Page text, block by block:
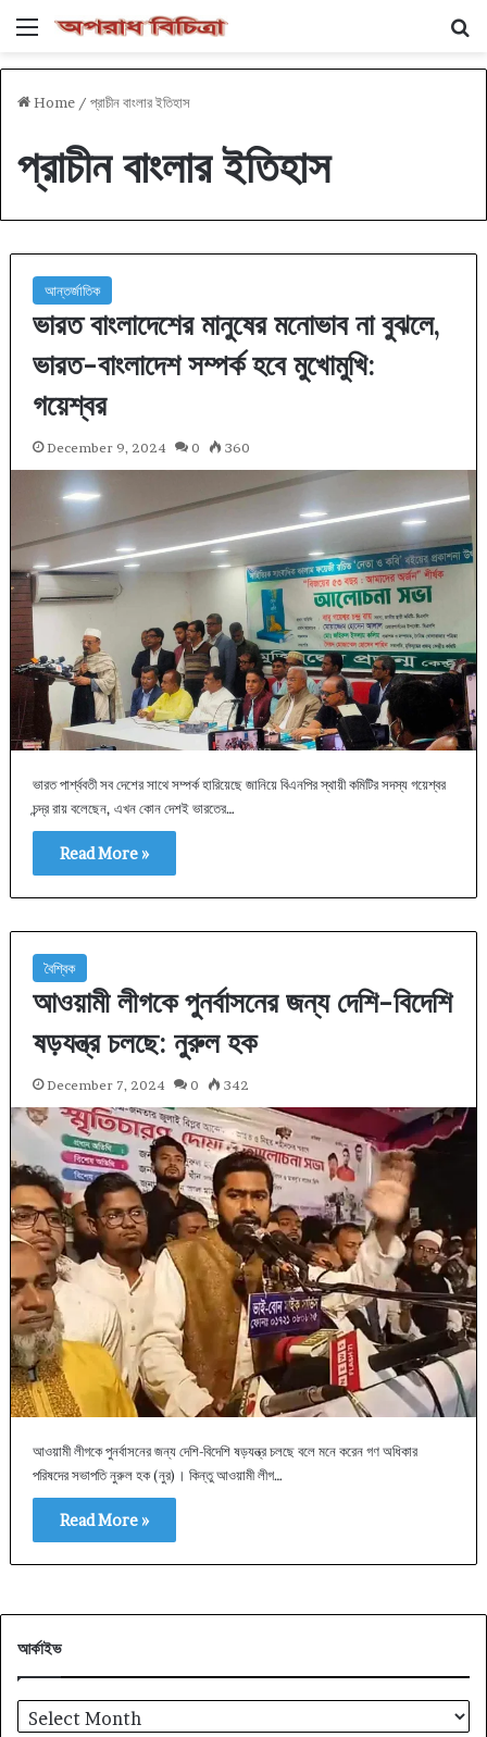
Menu
Home / প্রাচীন বাংলার ইতিহাস
প্রাচীন বাংলার ইতিহাস
আন্তর্জাতিক
ভারত বাংলাদেশের মানুষের মনোভাব না বুঝলে,
ভারত-বাংলাদেশ সম্পর্ক হবে মুখোমুখি:
গয়েশ্বর
December 9, 2024 0 360
ভারত পার্শ্ববতী সব দেশের সাথে সম্পর্ক হারিয়েছে জানিয়ে বিএনপির স্থায়ী কমিটির সদস্য গয়েশ্বর
চন্দ্র রায় বলেছেন, এখন কোন দেশই ভারতের…
Read More »
বৈশ্বিক
আওয়ামী লীগকে পুনর্বাসনের জন্য দেশি-বিদেশি
ষড়যন্ত্র চলছে: নুরুল হক
December 7, 2024 0 342
আওয়ামী লীগকে পুনর্বাসনের জন্য দেশি-বিদেশি ষড়যন্ত্র চলছে বলে মনে করেন গণ অধিকার
পরিষদের সভাপতি নুরুল হক (নুর)। কিন্তু আওয়ামী লীগ…
Read More »
আর্কাইভ
আর্কাইভ